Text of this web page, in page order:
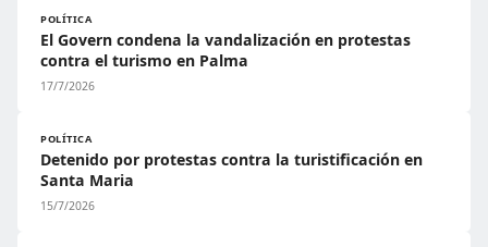
POLÍTICA
El Govern condena la vandalización en protestas
contra el turismo en Palma
17/7/2026
POLÍTICA
Detenido por protestas contra la turistificación en
Santa Maria
15/7/2026